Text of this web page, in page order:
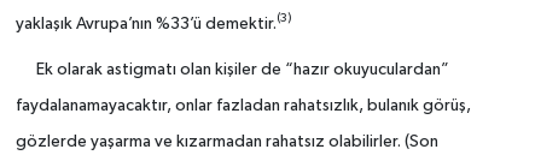
yaklaşık Avrupa’nın %33’ü demektir. (3)
Ek olarak astigmatı olan kişiler de “hazır okuyuculardan”
faydalanamayacaktır, onlar fazladan rahatsızlık, bulanık görüş,
gözlerde yaşarma ve kızarmadan rahatsız olabilirler. (Son